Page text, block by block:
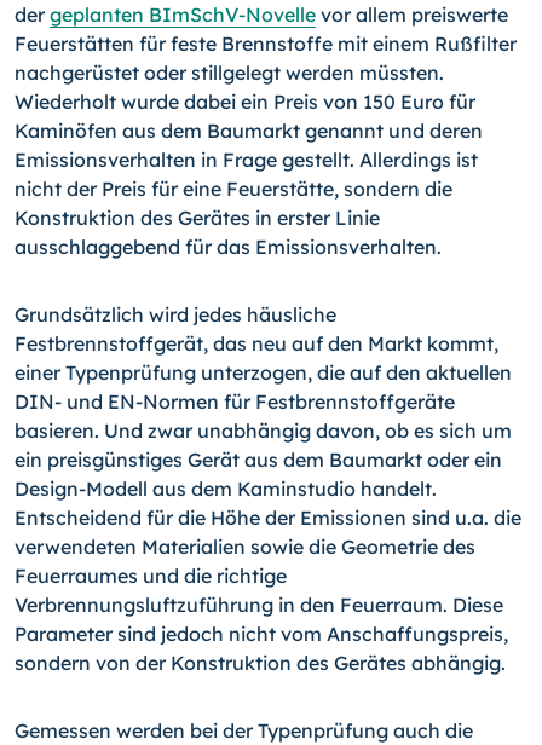
dergeplanten BImSchV-Novelle vor allem preiswerte
Feuerstätten für feste Brennstoffe mit einem Rußfilter
nachgerüstet oder stillgelegt werden müssten.
Wiederholt wurde dabei ein Preis von 150 Euro für
Kaminöfen aus dem Baumarkt genannt und deren
Emissionsverhalten in Frage gestellt. Allerdings ist
nicht der Preis für eine Feuerstätte, sondern die
Konstruktion des Gerätes in erster Linie
ausschlaggebend für das Emissionsverhalten.
Grundsätzlich wird jedes häusliche
Festbrennstoffgerät, das neu auf den Markt kommt,
einer Typenprüfung unterzogen, die auf den aktuellen
DIN- und EN-Normen für Festbrennstoffgeräte
basieren. Und zwar unabhängig davon, ob es sich um
ein preisgünstiges Gerät aus dem Baumarkt oder ein
Design-Modell aus dem Kaminstudio handelt.
Entscheidend für die Höhe der Emissionen sind u.a. die
verwendeten Materialien sowie die Geometrie des
Feuerraumes und die richtige
Verbrennungsluftzuführung in den Feuerraum. Diese
Parameter sind jedoch nicht vom Anschaffungspreis,
sondern von der Konstruktion des Gerätes abhängig.
Gemessen werden bei der Typenprüfung auch die